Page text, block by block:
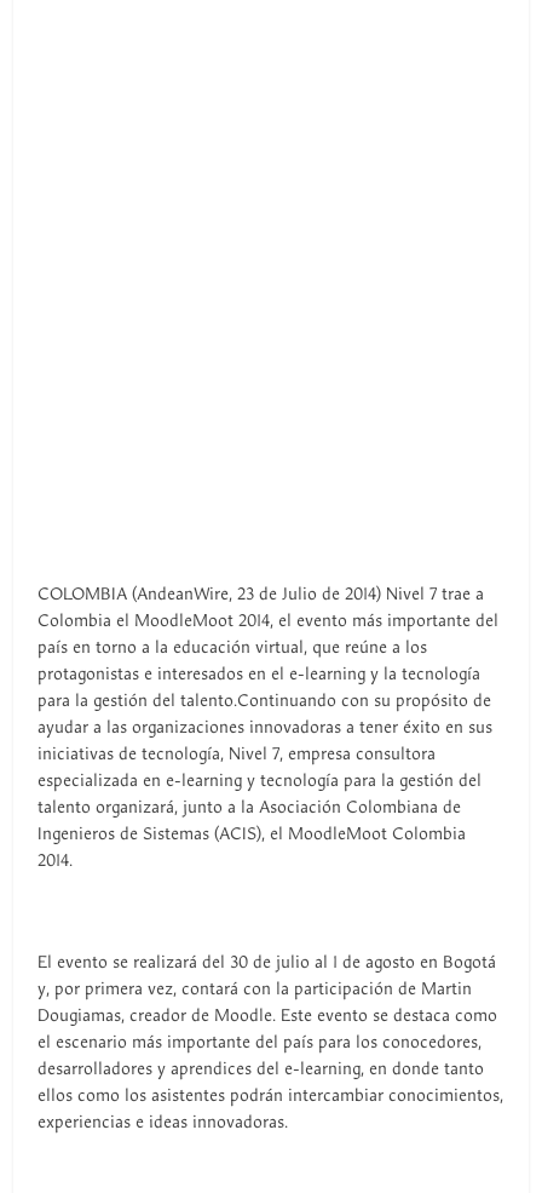
COLOMBIA (AndeanWire, 23 de Julio de 2014) Nivel 7 trae a
Colombia el MoodleMoot 2014, el evento más importante del
país en torno a la educación virtual, que reúne a los
protagonistas e interesados en el e-learning y la tecnología
para la gestión del talento.Continuando con su propósito de
ayudar a las organizaciones innovadoras a tener éxito en sus
iniciativas de tecnología, Nivel 7, empresa consultora
especializada en e-learning y tecnología para la gestión del
talento organizará, junto a la Asociación Colombiana de
Ingenieros de Sistemas (ACIS), el MoodleMoot Colombia
2014.
El evento se realizará del 30 de julio al 1 de agosto en Bogotá
y, por primera vez, contará con la participación de Martin
Dougiamas, creador de Moodle. Este evento se destaca como
el escenario más importante del país para los conocedores,
desarrolladores y aprendices del e-learning, en donde tanto
ellos como los asistentes podrán intercambiar conocimientos,
experiencias e ideas innovadoras.